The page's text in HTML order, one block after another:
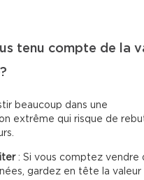
tenu compte de la
beaucoup dans une
extrême qui risque de
: Si vous comptez vendre
gardez en tête la valeur